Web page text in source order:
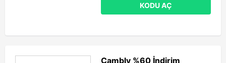
KODU AÇ
Cambly %60 İndirim